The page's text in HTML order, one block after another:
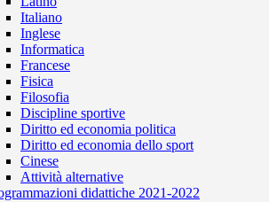
Italiano
Inglese
Informatica
Francese
Fisica
Filosofia
Discipline sportive
Diritto ed economia politica
Diritto ed economia dello sport
Cinese
Attività alternative
didattiche 2021-2022